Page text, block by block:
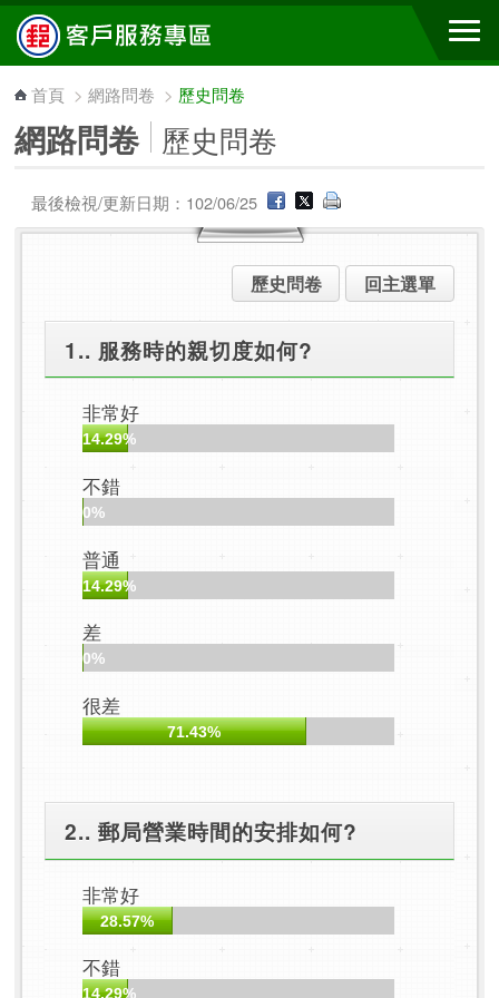
跳到主要內容區塊
首頁 >網路問卷 > 歷史問卷
網路問卷 歷史問卷
最後檢視/更新日期：102/06/25
歷史問卷 回主選單
1.. 服務時的親切度如何?
非常好
14.29%
不錯
0%
普通
14.29%
差
0%
很差
71.43%
2.. 郵局營業時間的安排如何?
非常好
28.57%
不錯
14.29%